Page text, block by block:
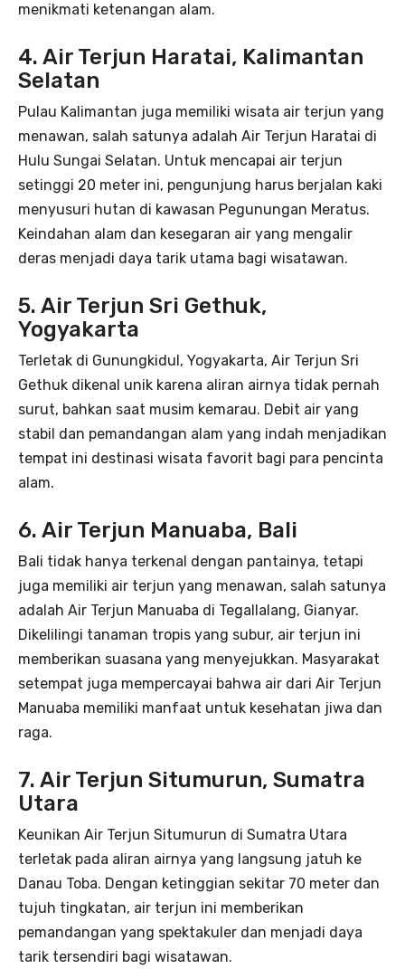
menikmati ketenangan alam.
4. Air Terjun Haratai, Kalimantan
Selatan
Pulau Kalimantan juga memiliki wisata air terjun yang
menawan, salah satunya adalah Air Terjun Haratai di
Hulu Sungai Selatan. Untuk mencapai air terjun
setinggi 20 meter ini, pengunjung harus berjalan kaki
menyusuri hutan di kawasan Pegunungan Meratus.
Keindahan alam dan kesegaran air yang mengalir
deras menjadi daya tarik utama bagi wisatawan.
5. Air Terjun Sri Gethuk,
Yogyakarta
Terletak di Gunungkidul, Yogyakarta, Air Terjun Sri
Gethuk dikenal unik karena aliran airnya tidak pernah
surut, bahkan saat musim kemarau. Debit air yang
stabil dan pemandangan alam yang indah menjadikan
tempat ini destinasi wisata favorit bagi para pencinta
alam.
6. Air Terjun Manuaba, Bali
Bali tidak hanya terkenal dengan pantainya, tetapi
juga memiliki air terjun yang menawan, salah satunya
adalah Air Terjun Manuaba di Tegallalang, Gianyar.
Dikelilingi tanaman tropis yang subur, air terjun ini
memberikan suasana yang menyejukkan. Masyarakat
setempat juga mempercayai bahwa air dari Air Terjun
Manuaba memiliki manfaat untuk kesehatan jiwa dan
raga.
7. Air Terjun Situmurun, Sumatra
Utara
Keunikan Air Terjun Situmurun di Sumatra Utara
terletak pada aliran airnya yang langsung jatuh ke
Danau Toba. Dengan ketinggian sekitar 70 meter dan
tujuh tingkatan, air terjun ini memberikan
pemandangan yang spektakuler dan menjadi daya
tarik tersendiri bagi wisatawan.